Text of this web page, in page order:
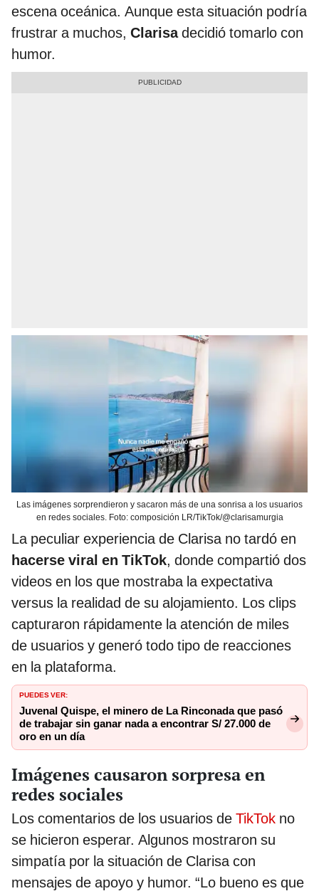
escena oceánica. Aunque esta situación podría
frustrar a muchos, Clarisadecidió tomarlo con
humor.
Las imágenes sorprendieron y sacaron más de una sonrisa a los usuarios
en redes sociales. Foto: composición LR/TikTok/@clarisamurgia
La peculiar experiencia de Clarisa no tardó en
hacerse viral en TikTok, donde compartió dos
videos en los que mostraba la expectativa
versus la realidad de su alojamiento. Los clips
capturaron rápidamente la atención de miles
de usuarios y generó todo tipo de reacciones
en la plataforma.
PUEDES VER:
Juvenal Quispe, el minero de La Rinconada que pasó
de trabajar sin ganar nada a encontrar S/ 27.000 de
oro en un día
Imágenes causaron sorpresa en
redes sociales
Los comentarios de los usuarios de TikTok no
se hicieron esperar. Algunos mostraron su
simpatía por la situación de Clarisa con
mensajes de apoyo y humor. “Lo bueno es que